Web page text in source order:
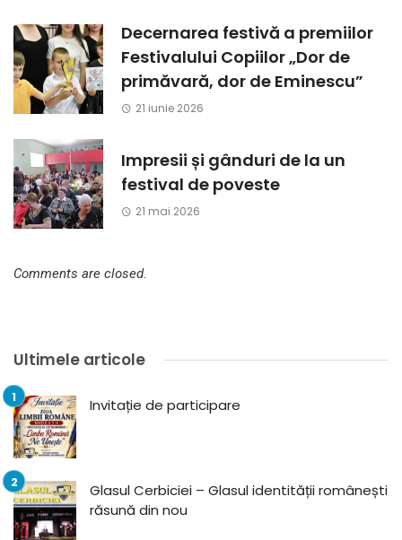
Decernarea festivă a premiilor
Festivalului Copiilor „Dor de
primăvară, dor de Eminescu”
21 iunie 2026
Impresii și gânduri de la un
festival de poveste
21 mai 2026
Comments are closed.
Ultimele articole
Invitație de participare
Glasul Cerbiciei – Glasul identității românești
răsună din nou